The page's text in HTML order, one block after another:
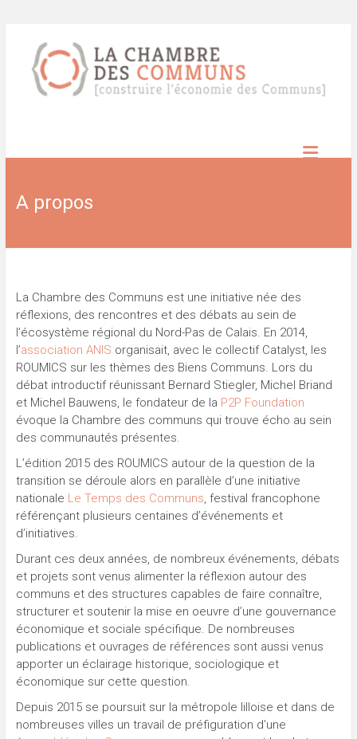
content
Communs
communs
A propos
La Chambre des Communs est une initiative née des
réflexions, des rencontres et des débats au sein de
l’écosystème régional du Nord-Pas de Calais. En 2014,
l’association ANIS organisait, avec le collectif Catalyst, les
ROUMICS sur les thèmes des Biens Communs. Lors du
débat introductif réunissant Bernard Stiegler, Michel Briand
et Michel Bauwens, le fondateur de la P2P Foundation
évoque la Chambre des communs qui trouve écho au sein
des communautés présentes.
L’édition 2015 des ROUMICS autour de la question de la
transition se déroule alors en parallèle d’une initiative
nationale Le Temps des Communs, festival francophone
référençant plusieurs centaines d’événements et
d’initiatives.
Durant ces deux années, de nombreux événements, débats
et projets sont venus alimenter la réflexion autour des
communs et des structures capables de faire connaître,
structurer et soutenir la mise en oeuvre d’une gouvernance
économique et sociale spécifique. De nombreuses
publications et ouvrages de références sont aussi venus
apporter un éclairage historique, sociologique et
économique sur cette question.
Depuis 2015 se poursuit sur la métropole lilloise et dans de
nombreuses villes un travail de préfiguration d’une